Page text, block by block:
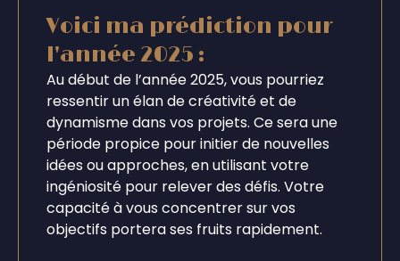
Voici ma prédiction pour
l'année 2025 :
Au début de l’année 2025, vous pourriez
ressentir un élan de créativité et de
dynamisme dans vos projets. Ce sera une
période propice pour initier de nouvelles
idées ou approches, en utilisant votre
ingéniosité pour relever des défis. Votre
capacité à vous concentrer sur vos
objectifs portera ses fruits rapidement.